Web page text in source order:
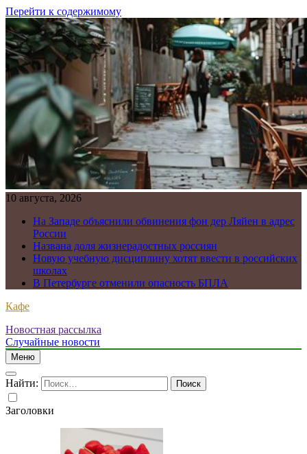
Перейти к содержимому
10 августа, 2026
На Западе объяснили обвинения фон дер Ляйен в адрес
России
Названа доля жизнерадостных россиян
Новую учебную дисциплину хотят ввести в российских
школах
В Петербурге отменили опасность БПЛА
Кафе
Новостная рассылка
Случайные новости
Меню
Найти:
Заголовки